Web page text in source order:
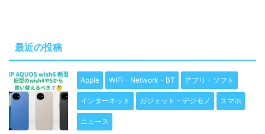
最近の投稿
Apple WiFi・Network・BT アプリ・ソフト
インターネット ガジェット・デジモノ スマホ
ニュース